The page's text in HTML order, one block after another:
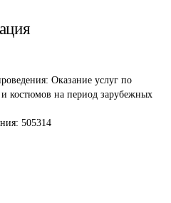
Оказание услуг по
и костюмов на период зарубежных
505314